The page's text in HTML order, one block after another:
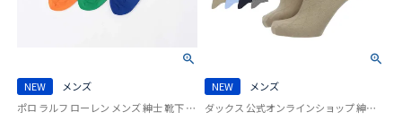
NEW
メンズ
ポロ ラルフ ローレン メンズ 紳士 靴下 カジュアル 26SS
NEW
メンズ
ダックス 公式オンラインショップ 紳士 靴下